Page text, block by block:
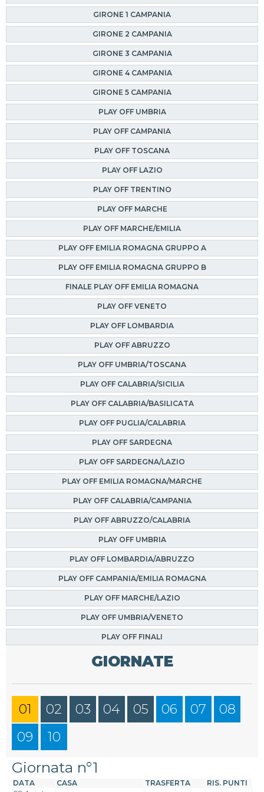
GIRONE 1 CAMPANIA
GIRONE 2 CAMPANIA
GIRONE 3 CAMPANIA
GIRONE 4 CAMPANIA
GIRONE 5 CAMPANIA
PLAY OFF UMBRIA
PLAY OFF CAMPANIA
PLAY OFF TOSCANA
PLAY OFF LAZIO
PLAY OFF TRENTINO
PLAY OFF MARCHE
PLAY OFF MARCHE/EMILIA
PLAY OFF EMILIA ROMAGNA GRUPPO A
PLAY OFF EMILIA ROMAGNA GRUPPO B
FINALE PLAY OFF EMILIA ROMAGNA
PLAY OFF VENETO
PLAY OFF LOMBARDIA
PLAY OFF ABRUZZO
PLAY OFF UMBRIA/TOSCANA
PLAY OFF CALABRIA/SICILIA
PLAY OFF CALABRIA/BASILICATA
PLAY OFF PUGLIA/CALABRIA
PLAY OFF SARDEGNA
PLAY OFF SARDEGNA/LAZIO
PLAY OFF EMILIA ROMAGNA/MARCHE
PLAY OFF CALABRIA/CAMPANIA
PLAY OFF ABRUZZO/CALABRIA
PLAY OFF UMBRIA
PLAY OFF LOMBARDIA/ABRUZZO
PLAY OFF CAMPANIA/EMILIA ROMAGNA
PLAY OFF MARCHE/LAZIO
PLAY OFF UMBRIA/VENETO
PLAY OFF FINALI
GIORNATE
01 02 03 04 05 06 07
08
09
10
Giornata n°1
DATA CASA TRASFERTA RIS. PUNTI